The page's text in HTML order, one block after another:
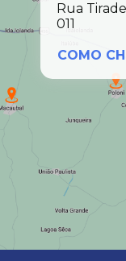
Rua
011
COMO